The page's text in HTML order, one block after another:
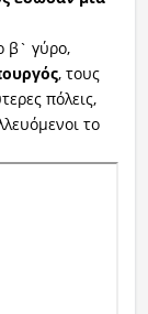
β` γύρο,
, τους
πόλεις,
το